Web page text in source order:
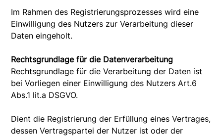
Im Rahmen des Registrierungsprozesses wird eine
Einwilligung des Nutzers zur Verarbeitung dieser
Daten eingeholt.
Rechtsgrundlage für die Datenverarbeitung
Rechtsgrundlage für die Verarbeitung der Daten ist
bei Vorliegen einer Einwilligung des Nutzers Art.6
Abs.1 lit.a DSGVO.
Dient die Registrierung der Erfüllung eines Vertrages,
dessen Vertragspartei der Nutzer ist oder der